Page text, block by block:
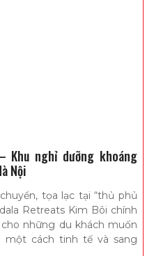
Khu nghỉ dưỡng khoáng
Nội
tọa lạc tại “thủ phủ
Retreats Kim Bôi chính
những du khách muốn
cách tinh tế và sang